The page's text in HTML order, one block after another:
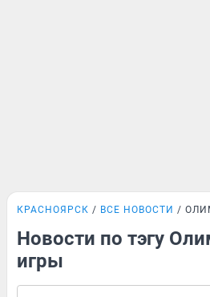
КРАСНОЯРСК ВСЕ НОВОСТИ
Новости по тэгу
игры